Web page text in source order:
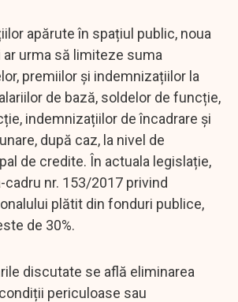
apărute în spațiul public, noua
ar urma să limiteze suma
premiilor și indemnizațiilor la
de bază, soldelor de funcție,
indemnizațiilor de încadrare și
după caz, la nivel de
de credite. În actuala legislație,
nr. 153/2017 privind
plătit din fonduri publice,
de 30%.
discutate se află eliminarea
periculoase sau